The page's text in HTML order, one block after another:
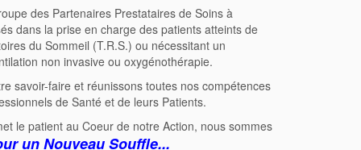
des Partenaires Prestataires de Soins à
dans la prise en charge des patients atteints de
du Sommeil (T.R.S.) ou nécessitant un
non invasive ou oxygénothérapie.
savoir-faire et réunissons toutes nos compétences
de Santé et de leurs Patients.
le patient au Coeur de notre Action, nous sommes
un Nouveau Souffle...